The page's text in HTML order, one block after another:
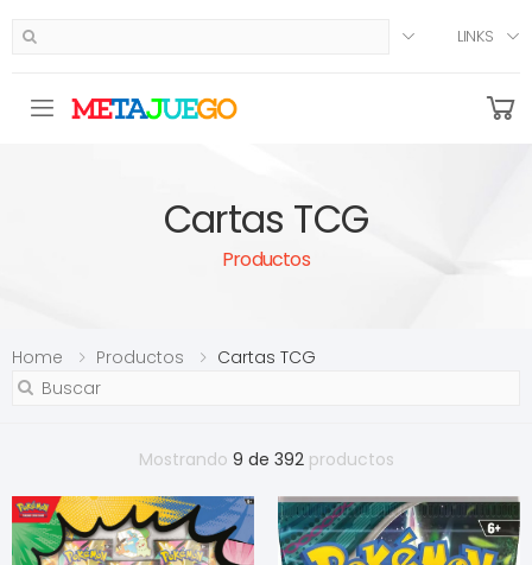
LINKS
Toggle mobile menu
Cartas TCG
Productos
Home Productos Cartas TCG
Mostrando 9 de 392productos